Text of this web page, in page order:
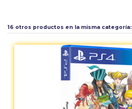
Tipo Acción
16 otros productos en la misma categoría: